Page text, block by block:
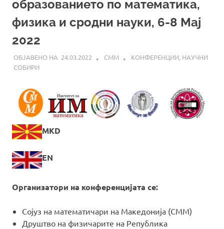
образованието по математика,
физика и сродни науки, 6-8 Мај
2022
24.03.2022 СММ КОНФЕРЕНЦИИ, НАУЧНИ
СОБИРИ
MKD
EN
Организатори на конференцијата се:
Сојуз на математичари на Македонија (СММ)
Друштво на физичарите на Република